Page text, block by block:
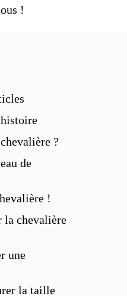
!
?
de
!
la chevalière
une
la taille